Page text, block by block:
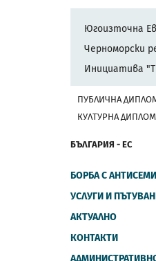
Югоизточна
Черноморски
Инициатива
ПУБЛИЧНА
КУЛТУРНА
БЪЛГАРИЯ - ЕС
БОРБА С
УСЛУГИ И
АКТУАЛНО
КОНТАКТИ